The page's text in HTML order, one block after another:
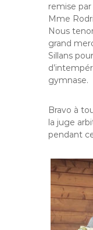
remise
Mme
Nous
grand
Sillans
gymnase.
Bravo à
la juge
pendant